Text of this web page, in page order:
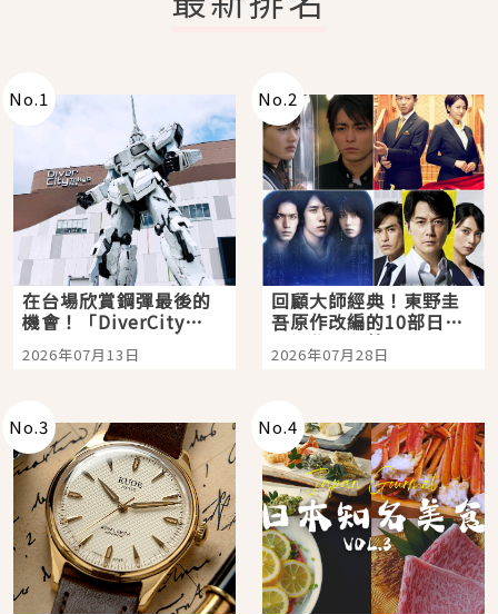
No.1
在台場欣賞鋼彈最後的
機會！「DiverCity
Tokyo Plaza」搭船、
購物、美食及夜景，一
2026年07月13日
No.2
回顧大師經典！東野圭
吾原作改編的10部日本
影視作品推薦
2026年07月28日
No.3 No.4